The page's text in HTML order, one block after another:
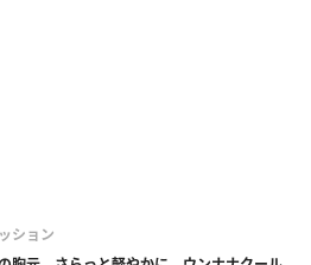
ション